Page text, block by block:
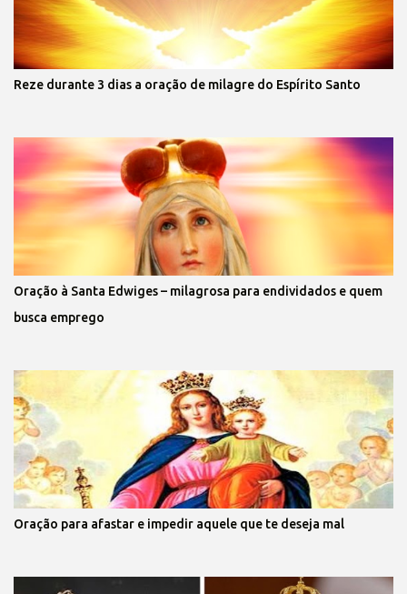
Reze durante 3 dias a oração de milagre do Espírito Santo
Oração à Santa Edwiges – milagrosa para endividados e quem
busca emprego
Oração para afastar e impedir aquele que te deseja mal